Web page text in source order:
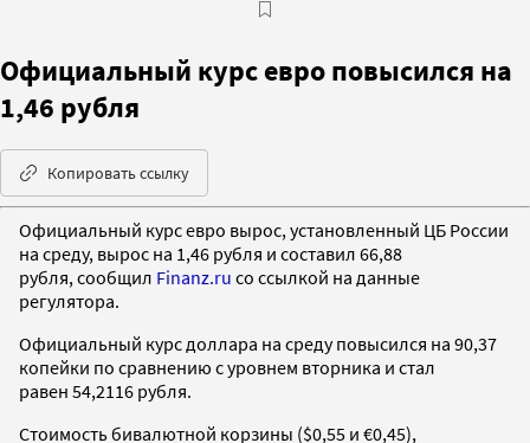
Официальный курс евро повысился на
1,46 рубля
Копировать ссылку
Официальный курс евро вырос, установленный ЦБ России
на среду, вырос на 1,46 рубля и составил 66,88
рубля, сообщил Finanz.ru со ссылкой на данные
регулятора.
Официальный курс доллара на среду повысился на 90,37
копейки по сравнению с уровнем вторника и стал
равен 54,2116 рубля.
Стоимость бивалютной корзины ($0,55 и €0,45),